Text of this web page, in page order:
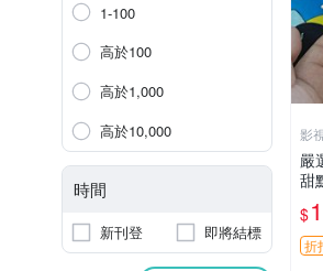
1-100
高於100
高於1,000
高於10,000
時間
新刊登 即將結標
影
嚴
甜
莓
糖
形
$
折